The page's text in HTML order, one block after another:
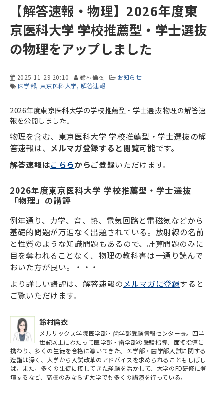
【解答速報・物理】2026年度東
京医科大学 学校推薦型・学士選抜
の物理をアップしました
2025-11-29 20:10 鈴村倫衣
お知らせ
医学部 東京医科大学 解答速報
2026年度東京医科大学の学校推薦型・学士選抜 物理の解答速
報を公開しました。
物理を含む、東京医科大学 学校推薦型・学士選抜の解
答速報は、 メルマガ登録すると閲覧可能です。
解答速報はこちらからご登録いただけます。
2026年度東京医科大学 学校推薦型・学士選抜
「物理」の講評
例年通り、力学、音、熱、電気回路と電磁気などから
基礎的問題が万遍なく出題されている。放射線の名前
と性質のような知識問題もあるので、計算問題のみに
目を奪われることなく、物理の教科書は一通り読んで
おいた方が良い。・・・
より詳しい講評は、解答速報のメルマガに登録すると
ご覧いただけます。
鈴村倫衣
メルリックス学院医学部・歯学部受験情報センター長。四半
世紀以上にわたって医学部・歯学部の受験指導、面接指導に
携わり、多くの生徒を合格に導いてきた。医学部・歯学部入試に関する
造詣は深く、大学から入試改革のアドバイスを求められることもしばし
ば。また、多くの生徒に接してきた経験を活かして、大学のFD研修に登
壇するなど、高校のみならず大学でも多くの講演を行っている。